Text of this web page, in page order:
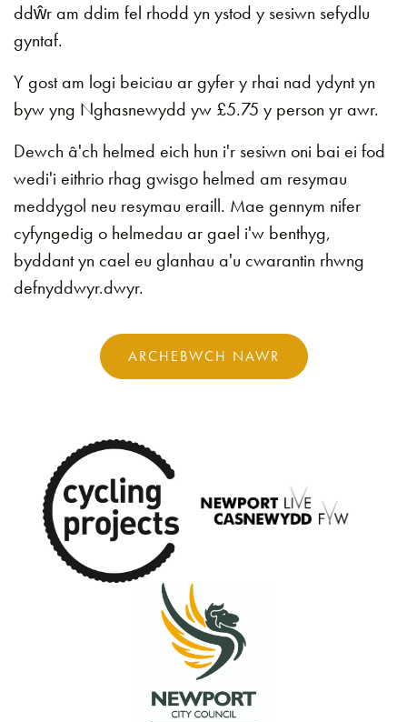
ddŵr am ddim fel rhodd yn ystod y sesiwn sefydlu
gyntaf.
Y gost am logi beiciau ar gyfer y rhai nad ydynt yn
byw yng Nghasnewydd yw £5.75 y person yr awr.
Dewch â'ch helmed eich hun i'r sesiwn oni bai ei fod
wedi'i eithrio rhag gwisgo helmed am resymau
meddygol neu resymau eraill. Mae gennym nifer
cyfyngedig o helmedau ar gael i'w benthyg,
byddant yn cael eu glanhau a'u cwarantin rhwng
defnyddwyr.dwyr.
ARCHEBWCH NAWR